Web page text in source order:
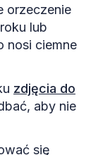
orzeczenie
lub
nosi ciemne
zdjęcia do
aby nie
się